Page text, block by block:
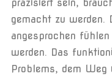
präzisiert sein,
gemacht zu werden.
angesprochen
werden. Das
Problems, dem Weg